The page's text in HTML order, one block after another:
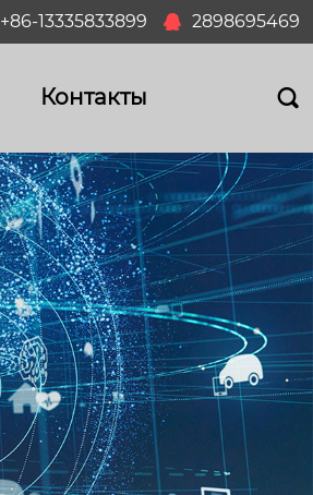
+86-13335833899  2898695469
Контакты 